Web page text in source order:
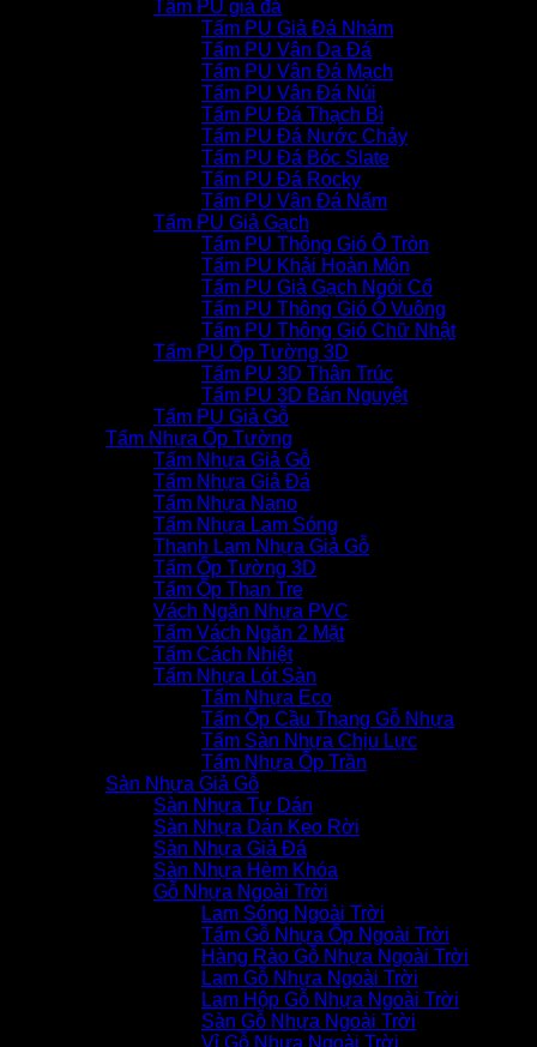
Tấm PU giả đá
Tấm PU Giả Đá Nhám
Tấm PU Vân Da Đá
Tấm PU Vân Đá Mạch
Tấm PU Vân Đá Núi
Tấm PU Đá Thạch Bì
Tấm PU Đá Nước Chảy
Tấm PU Đá Bóc Slate
Tấm PU Đá Rocky
Tấm PU Vân Đá Nấm
Tấm PU Giả Gạch
Tấm PU Thông Gió Ô Tròn
Tấm PU Khải Hoàn Môn
Tấm PU Giả Gạch Ngói Cổ
Tấm PU Thông Gió Ô Vuông
Tấm PU Thông Gió Chữ Nhật
Tấm PU Ốp Tường 3D
Tấm PU 3D Thân Trúc
Tấm PU 3D Bán Nguyệt
Tấm PU Giả Gỗ
Tấm Nhựa Ốp Tường
Tấm Nhựa Giả Gỗ
Tấm Nhựa Giả Đá
Tấm Nhựa Nano
Tấm Nhựa Lam Sóng
Thanh Lam Nhựa Giả Gỗ
Tấm Ốp Tường 3D
Tấm Ốp Than Tre
Vách Ngăn Nhựa PVC
Tấm Vách Ngăn 2 Mặt
Tấm Cách Nhiệt
Tấm Nhựa Lót Sàn
Tấm Nhựa Eco
Tấm Ốp Cầu Thang Gỗ Nhựa
Tấm Sàn Nhựa Chịu Lực
Tấm Nhựa Ốp Trần
Sàn Nhựa Giả Gỗ
Sàn Nhựa Tự Dán
Sàn Nhựa Dán Keo Rời
Sàn Nhựa Giả Đá
Sàn Nhựa Hèm Khóa
Gỗ Nhựa Ngoài Trời
Lam Sóng Ngoài Trời
Tấm Gỗ Nhựa Ốp Ngoài Trời
Hàng Rào Gỗ Nhựa Ngoài Trời
Lam Gỗ Nhựa Ngoài Trời
Lam Hộp Gỗ Nhựa Ngoài Trời
Sàn Gỗ Nhựa Ngoài Trời
Vỉ Gỗ Nhựa Ngoài Trời